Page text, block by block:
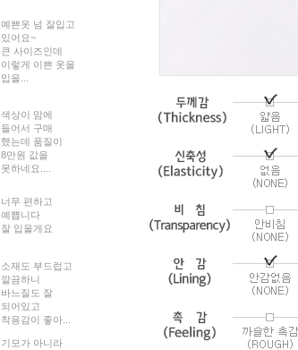
예쁜옷 넘 잘입고
있어요~
큰 사이즈인데
이렇게 이쁜 옷을
입을...
색상이 맘에
들어서 구매
했는데 품질이
8만원 값을
못하네요....
너무 편하고
예쁩니다
잘 입을게요
소재도 부드럽고
깔끔하니
바느질도 잘
되어있고
착용감이 좋아...
기모가 아니라